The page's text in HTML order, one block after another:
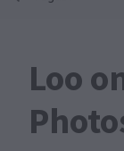
Loo